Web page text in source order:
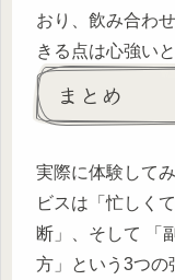
おり、飲み合わ
きる点は心強い
まとめ
実際に体験して
ビスは「忙しく
断」、そして 「
方」という3つの